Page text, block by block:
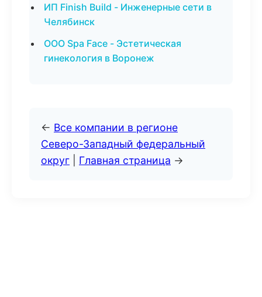
ИП Finish Build - Инженерные сети в
Челябинск
ООО Spa Face - Эстетическая
гинекология в Воронеж
← Все компании в регионе
Северо-Западный федеральный
округ
Главная страница →